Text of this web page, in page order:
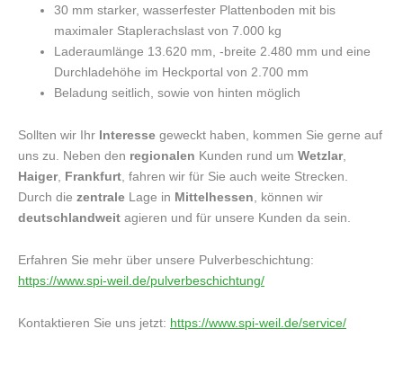
30 mm starker, wasserfester Plattenboden mit bis
maximaler Staplerachslast von 7.000 kg
Laderaumlänge 13.620 mm, -breite 2.480 mm und eine
Durchladehöhe im Heckportal von 2.700 mm
Beladung seitlich, sowie von hinten möglich
Sollten wir Ihr Interesse geweckt haben, kommen Sie gerne auf
uns zu. Neben den regionalen Kunden rund um Wetzlar,
Haiger, Frankfurt , fahren wir für Sie auch weite Strecken.
Durch die zentrale Lage in Mittelhessen , können wir
deutschlandweit agieren und für unsere Kunden da sein.
Erfahren Sie mehr über unsere Pulverbeschichtung:
https://www.spi-weil.de/pulverbeschichtung/
Kontaktieren Sie uns jetzt: https://www.spi-weil.de/service/